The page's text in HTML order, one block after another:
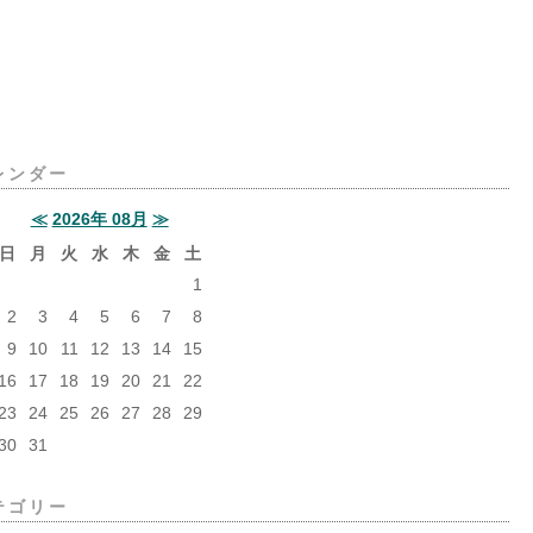
ンダー
≪ 2026年 08月 ≫
日
月 火 水 木 金
土
1
2
3 4 5 6 7
8
9
10 11 12 13 14
15
16
17 18 19 20 21
22
24 25 26 27 28
29
31
ゴリー